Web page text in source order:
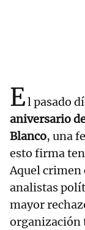
El pasado
aniversario
Blanco, una
esto firma
Aquel crimen
analistas
mayor
organización